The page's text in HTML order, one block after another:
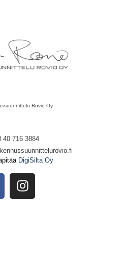
Rovio Oy
40 716 3884
DigiSilta Oy